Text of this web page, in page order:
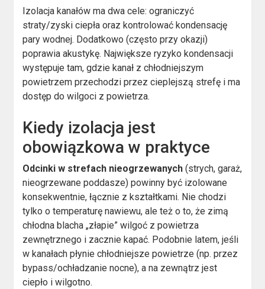
Izolacja kanałów ma dwa cele: ograniczyć
straty/zyski ciepła oraz kontrolować kondensację
pary wodnej. Dodatkowo (często przy okazji)
poprawia akustykę. Największe ryzyko kondensacji
występuje tam, gdzie kanał z chłodniejszym
powietrzem przechodzi przez cieplejszą strefę i ma
dostęp do wilgoci z powietrza.
Kiedy izolacja jest
obowiązkowa w praktyce
Odcinki w strefach nieogrzewanych (strych, garaż,
nieogrzewane poddasze) powinny być izolowane
konsekwentnie, łącznie z kształtkami. Nie chodzi
tylko o temperaturę nawiewu, ale też o to, że zimą
chłodna blacha „złapie” wilgoć z powietrza
zewnętrznego i zacznie kapać. Podobnie latem, jeśli
w kanałach płynie chłodniejsze powietrze (np. przez
bypass/ochładzanie nocne), a na zewnątrz jest
ciepło i wilgotno.